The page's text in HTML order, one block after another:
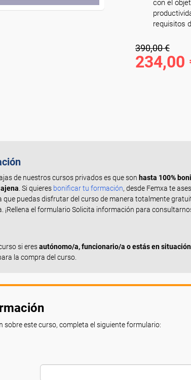
con el
requisitos
390,00 €
234,00
de nuestros cursos privados es que son hasta 100%
. Si quieres bonificar tu formación, desde Femxa te
que puedas disfrutar del curso de manera totalmente
¡Rellena el formulario Solicita información para
si eresautónomo/a, funcionario/a o estás en
la compra del curso.
sobre este curso, completa el siguiente formulario: